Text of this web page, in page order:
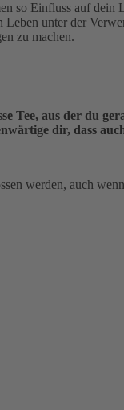
so Einfluss auf dein
unter der
zu machen.
Tee, aus der du
dir, dass
werden, auch